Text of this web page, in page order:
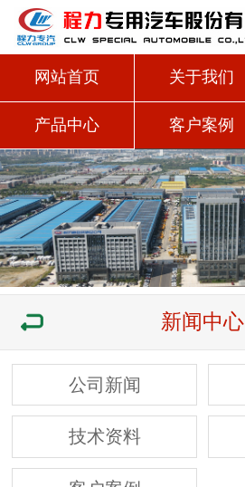
网站首页 关于我们
产品中心 客户案例
新闻中心
公司新闻
技术资料